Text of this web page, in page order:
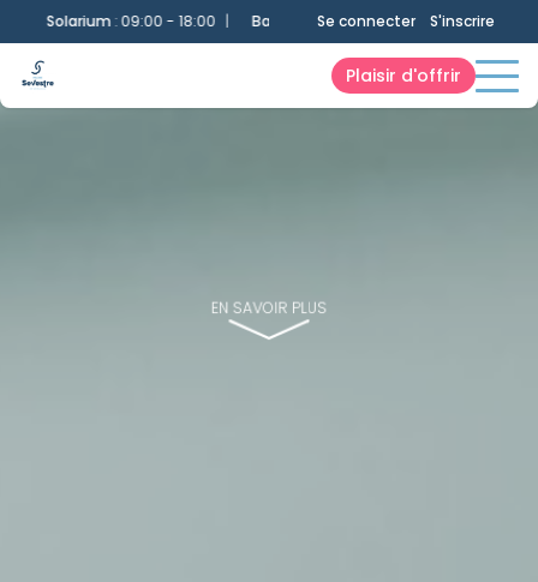
:09:00 - 18:00 | Bassin 25m 09:00 - 18:00 | Bassin Ludique
Se connecter S'inscrire
Plaisir d'offrir
EN SAVOIR PLUS